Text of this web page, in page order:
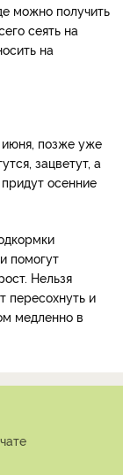
можно получить
сеять на
на
июня, позже уже
зацветут, а
осенние
помогут
Нельзя
пересохнуть и
медленно в